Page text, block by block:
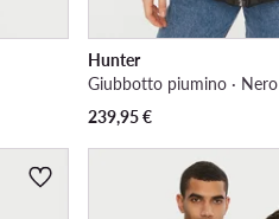
Hunter
Giubbotto piumino · Nero
239,95€